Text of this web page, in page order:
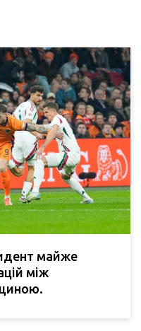
майже
між